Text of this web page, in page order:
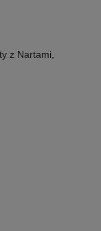
z Nartami,